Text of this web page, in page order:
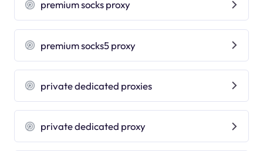
premium socks proxy
premium socks5 proxy
private dedicated proxies
private dedicated proxy